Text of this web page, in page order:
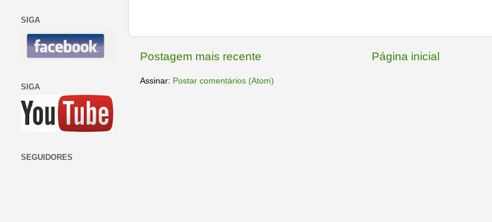
Postagem mais recente Página inicial
Assinar: Postar comentários (Atom)
SIGA
SIGA
SEGUIDORES